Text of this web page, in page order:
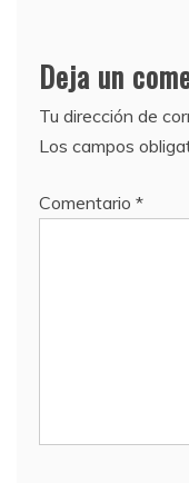
Deja un
Tu dirección de
Los campos
Comentario *